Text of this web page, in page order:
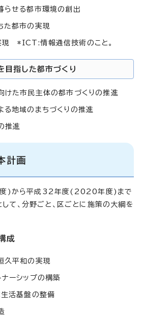
らせる都市環境の創出
た都市の実現
*ICT:情報通信技術のこと。
目指した都市づくり
けた市民主体の都市づくりの推進
る地域のまちづくりの推進
推進
計画
)から平成32年度(2020年度)まで
て、分野ごと、区ごとに施策の大綱を
成
久平和の実現
ーシップの構築
生活基盤の整備